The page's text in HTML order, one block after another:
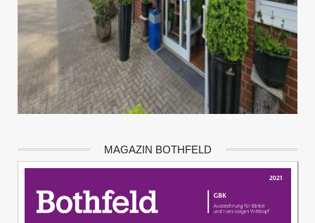
MAGAZIN BOTHFELD